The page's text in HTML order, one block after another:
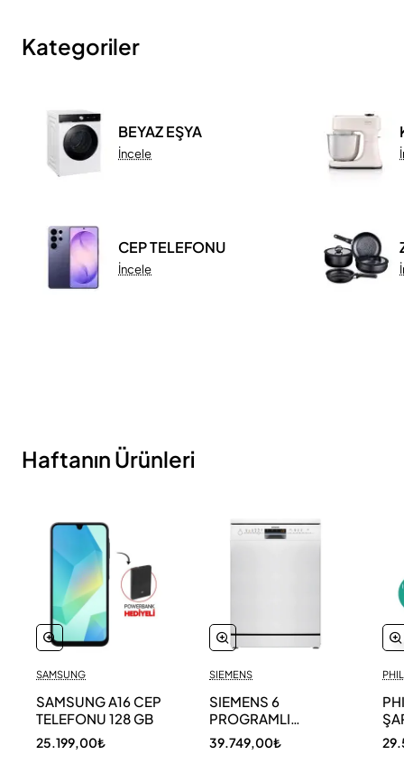
Kategoriler
BEYAZ EŞYA
İncele
CEP TELEFONU
İncele
Haftanın Ürünleri
SAMSUNG
SAMSUNG A16 CEP
TELEFONU 128 GB
25.199,00₺
SIEMENS
SIEMENS 6
PROGRAMLI
BULAŞIK MAKİNESİ
SN216W00DT
39.749,00₺
11